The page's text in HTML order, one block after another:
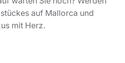
auf Mallorca und
mit Herz.